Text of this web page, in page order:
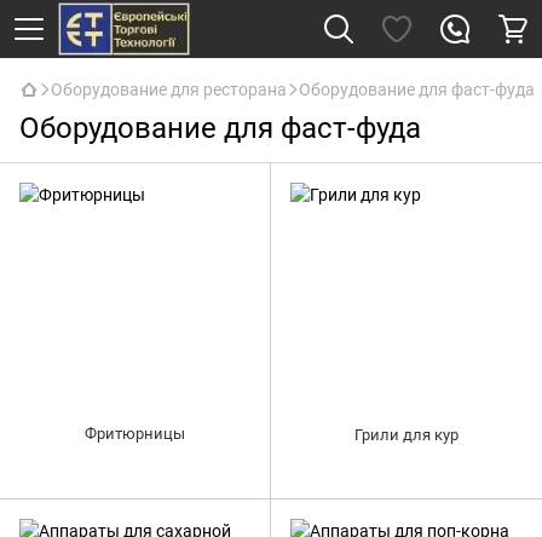
Оборудование для ресторана Оборудование для фаст-фуда
Оборудование для фаст-фуда
Фритюрницы Грили для кур